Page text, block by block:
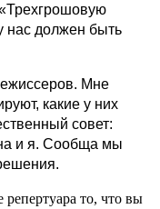
нас должен быть
Мне
какие у них
совет:
и я. Сообща мы
то, что вы